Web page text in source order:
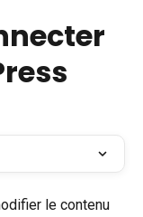
le contenu